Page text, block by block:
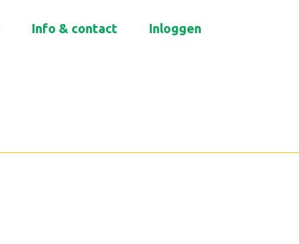
Info & contact Inloggen